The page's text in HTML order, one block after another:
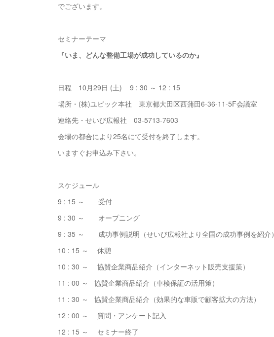
でございます。
セミナーテーマ
『いま、どんな整備工場が成功しているのか』
日程 10月29日 (土) 9 : 30 ～ 12 : 15
場所・(株)ユピック本社 東京都大田区西蒲田6-36-11-5F会議室
連絡先・せいび広報社 03-5713-7603
会場の都合により25名にて受付を終了します。
いますぐお申込み下さい。
スケジュール
9 : 15 ～ 受付
9 : 30 ～ オープニング
9 : 35 ～ 成功事例説明（せいび広報社より全国の成功事例を紹介）
10 : 15 ～ 休憩
10 : 30 ～ 協賛企業商品紹介（インターネット販売支援策）
11 : 00 ～ 協賛企業商品紹介（車検保証の活用策）
11 : 30 ～ 協賛企業商品紹介（効果的な車販で顧客拡大の方法）
12 : 00 ～ 質問・アンケート記入
12 : 15 ～ セミナー終了